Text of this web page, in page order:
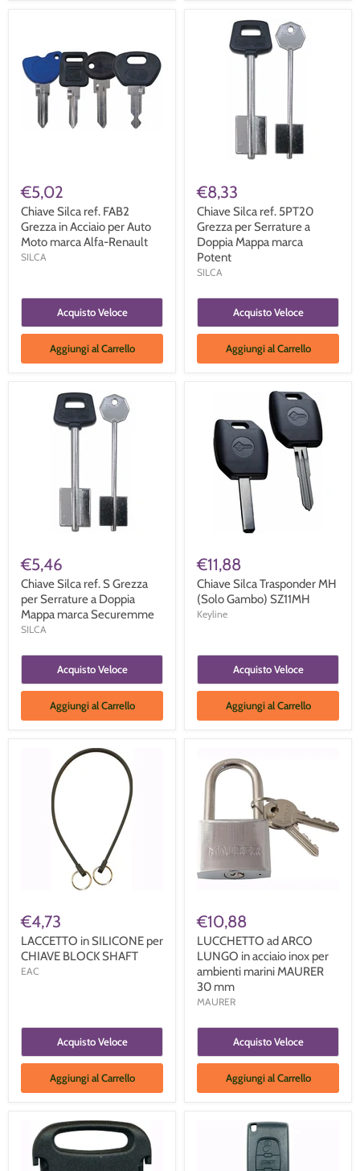
€5,02
Chiave Silca ref. FAB2
Grezza in Acciaio per Auto
Moto marca Alfa-Renault
SILCA
Acquisto Veloce
Aggiungi al Carrello
€8,33
Chiave Silca ref. 5PT20
Grezza per Serrature a
Doppia Mappa marca
Potent
SILCA
Acquisto Veloce
Aggiungi al Carrello
€5,46
Chiave Silca ref. S Grezza
per Serrature a Doppia
Mappa marca Securemme
SILCA
Acquisto Veloce
Aggiungi al Carrello
€11,88
Chiave Silca Trasponder MH
(Solo Gambo) SZ11MH
Keyline
Acquisto Veloce
Aggiungi al Carrello
€4,73
LACCETTO in SILICONE per
CHIAVE BLOCK SHAFT
EAC
Acquisto Veloce
Aggiungi al Carrello
€10,88
LUCCHETTO ad ARCO
LUNGO in acciaio inox per
ambienti marini MAURER
30 mm
MAURER
Acquisto Veloce
Aggiungi al Carrello